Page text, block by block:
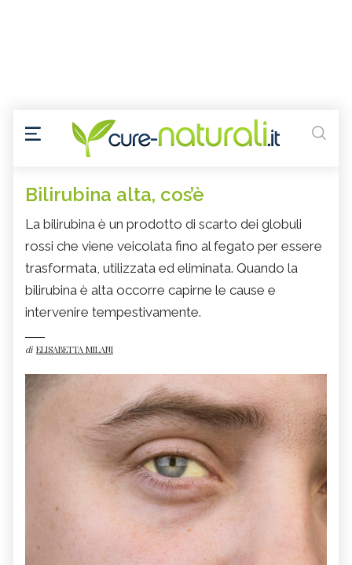
Bilirubina alta, cos’è
La bilirubina è un prodotto di scarto dei globuli
rossi che viene veicolata fino al fegato per essere
trasformata, utilizzata ed eliminata. Quando la
bilirubina è alta occorre capirne le cause e
intervenire tempestivamente.
di ELISABETTA MILANI